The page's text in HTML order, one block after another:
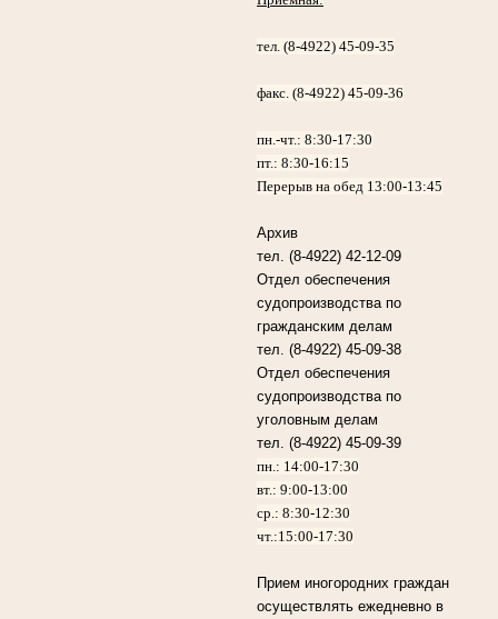
тел. (8-4922) 45-09-35
факс. (8-4922) 45-09-36
пн.-чт.:8:30-17:30
пт.:8:30-16:15
Перерыв на обед 13:00-13:45
Архив
тел. (8-4922) 42-12-09
Отдел обеспечения
судопроизводства по
гражданским делам
тел. (8-4922) 45-09-38
Отдел обеспечения
судопроизводства по
уголовным делам
тел. (8-4922) 45-09-39
пн.: 14:00-17:30
вт.: 9:00-13:00
ср.: 8:30-12:30
чт.:15:00-17:30
Прием иногородних граждан
осуществлять ежедневно в